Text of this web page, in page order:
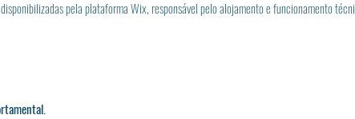
pela plataforma Wix, responsável pelo alojamento e funcionamento